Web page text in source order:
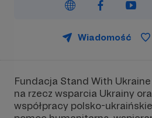
Wiadomość
Fundacja Stand With
na rzecz wsparcia Ukrainy
współpracy polsko-